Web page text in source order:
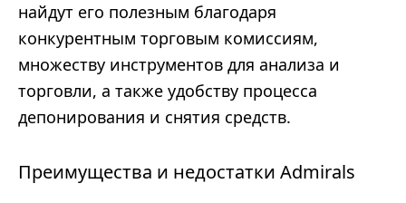
найдут его полезным благодаря
конкурентным торговым комиссиям,
множеству инструментов для анализа и
торговли, а также удобству процесса
депонирования и снятия средств.
Преимущества и недостатки Admirals